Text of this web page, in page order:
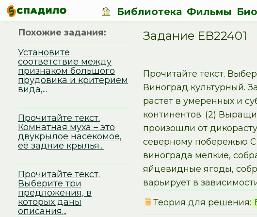
Библиотека Фильмы
Задание EB22401
Прочитайте текст.
Виноград культурный.
растёт в умеренных и
континентов. (2)
произошли от
северному побережью
винограда мелкие,
яйцевидные ягоды,
варьирует в
Теория для решения:
Похожие задания:
Установите
соответствие между
признаком большого
прудовика и критерием
вида,...
Прочитайте текст.
Комнатная муха – это
двукрылое насекомое,
её задние крылья...
Прочитайте текст.
Выберите три
предложения, в
которых даны
описания...